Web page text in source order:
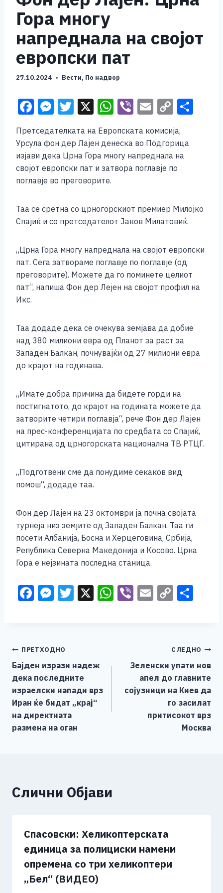
Гора многу
напреднала на својот
европски пат
27.10.2024 Вести, По надвор
F
c
e
b
o
o
k
M
ss
e
n
g
er
T
tt
er
X W
at
s
A
p
Vi
er
E
ai
l
C
o
p
y
Li
k
Претседателката на Европската комисија,
Урсула фон дер Лајен денеска во Подгорица
изјави дека Црна Гора многу напреднала на
својот европски пат и затвора поглавје по
поглавје во преговорите.
Таа се сретна со црногорскиот премиер Милојко
Спајиќ и со претседателот Јаков Милатовиќ.
„Црна Гора многу напреднала на својот европски
пат. Сега затвораме поглавје по поглавје (од
преговорите). Можете да го поминете целиот
пат“, напиша Фон дер Лејен на својот профил на
Икс.
Таа додаде дека се очекува земјава да добие
над 380 милиони евра од Планот за раст за
Западен Балкан, почнувајќи од 27 милиони евра
до крајот на годинава.
„Имате добра причина да бидете горди на
постигнатото, до крајот на годината можете да
затворите четири поглавја“, рече Фон дер Лајен
на прес-конференцијата по средбата со Спајиќ,
цитирана од црногорската национална ТВ РТЦГ.
„Подготвени сме да понудиме секаков вид
помош“, додаде таа.
Фон дер Лајен на 23 октомври ја почна својата
турнеја низ земјите од Западен Балкан. Таа ги
посети Албанија, Босна и Херцеговина, Србија,
Република Северна Македонија и Косово. Црна
Гора е нејзината последна станица.
F
b
o
o
k
M
n
g
er
T X W Vi E C
Li
n
k
Навигација
на
напис
ПРЕТХОДНО
Бајден изрази надеж
дека последните
израелски напади врз
Иран ќе бидат „крај“
на директната
размена на оган
СЛЕДНО
Зеленски упати нов
апел до главните
сојузници на Киев да
го засилат
притисокот врз
Москва
Слични Објави
Спасовски: Хеликоптерската
единица за полициски намени
опремена со три хеликоптери
„Бел“ (ВИДЕО)